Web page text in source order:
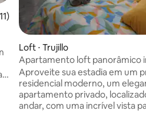
avaliação média de 5, 11
Loft ⋅ Trujillo
Apartamento loft panorâmico
2 quartos
Aproveite sua estadia em um
residencial moderno, um
apartamento privado,
andar, com uma incrível vista